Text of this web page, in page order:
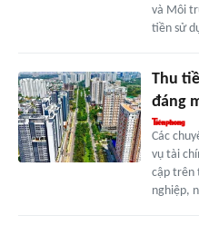
và Môi
tiền sử
Thu
đáng
Các
vụ tài
cập trên
nghiệp,